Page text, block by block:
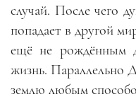
случай. После чего
попадает в другой
ещё не рождённым
жизнь. Параллельно
землю любым